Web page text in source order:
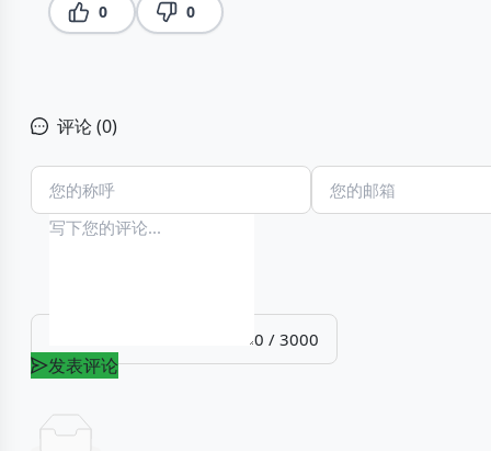
0 0
评论 (0)
0 / 3000
发表评论